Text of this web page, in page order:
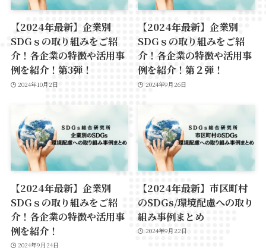
【2024年最新】企業別
SDGｓの取り組みをご紹
介！各企業の特徴や活用事
例を紹介！第3弾！
2024年10月2日
【2024年最新】企業別
SDGｓの取り組みをご紹
介！各企業の特徴や活用事
例を紹介！第２弾！
2024年9月26日
【2024年最新】企業別
SDGｓの取り組みをご紹
介！各企業の特徴や活用事
例を紹介！
2024年9月24日
【2024年最新】市区町村
のSDGs/環境配慮への取り
組み事例まとめ
2024年9月22日